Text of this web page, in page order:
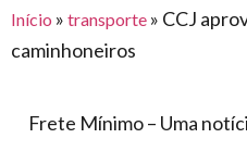
eventos
agronegócio
toldos
construção
civil
armazenagem
lonas
de
Início » transporte » CCJ
caminhoneiros
Frete Mínimo – Uma